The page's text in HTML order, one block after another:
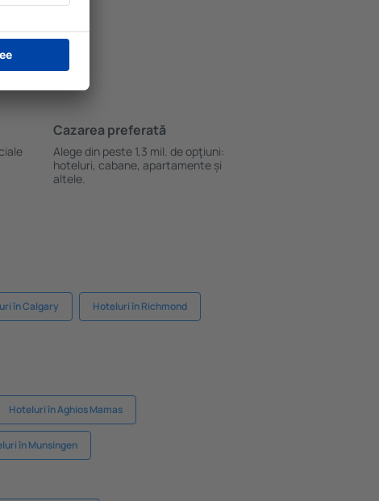
Cazarea preferată
Alege din peste 1,3 mil. de opţiuni:
hoteluri, cabane, apartamente și
altele.
în Calgary Hoteluri în Richmond
Hoteluri în Aghios Mamas
în Munsingen